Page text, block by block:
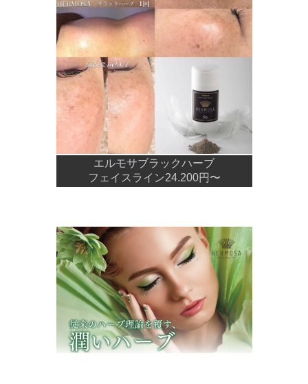
エルモサブラックハーブ
フェイスライン24.200円〜